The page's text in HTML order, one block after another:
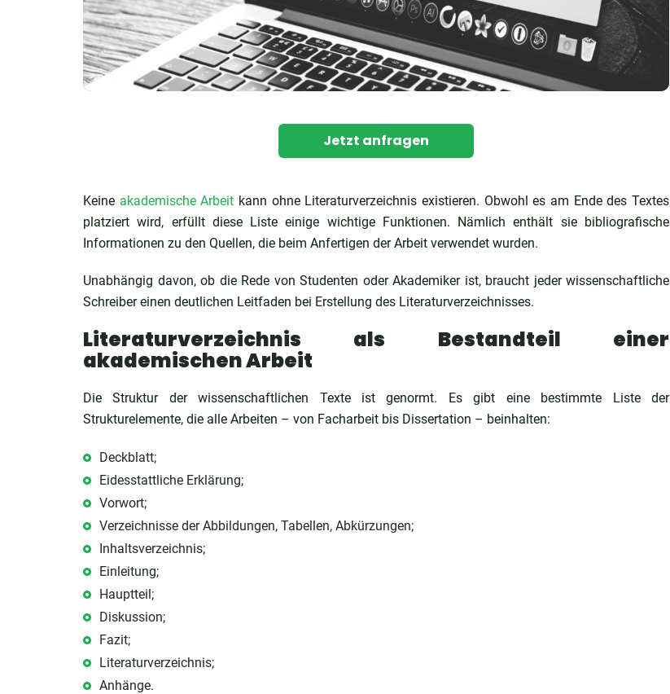
Jetzt anfragen
Keine akademische Arbeit kann ohne Literaturverzeichnis existieren. Obwohl es am Ende des Textes
platziert wird, erfüllt diese Liste einige wichtige Funktionen. Nämlich enthält sie bibliografische
Informationen zu den Quellen, die beim Anfertigen der Arbeit verwendet wurden.
Unabhängig davon, ob die Rede von Studenten oder Akademiker ist, braucht jeder wissenschaftliche
Schreiber einen deutlichen Leitfaden bei Erstellung des Literaturverzeichnisses.
Literaturverzeichnis als Bestandteil einer
akademischen Arbeit
Die Struktur der wissenschaftlichen Texte ist genormt. Es gibt eine bestimmte Liste der
Strukturelemente, die alle Arbeiten – von Facharbeit bis Dissertation – beinhalten:
Deckblatt;
Eidesstattliche Erklärung;
Vorwort;
Verzeichnisse der Abbildungen, Tabellen, Abkürzungen;
Inhaltsverzeichnis;
Einleitung;
Hauptteil;
Diskussion;
Fazit;
Literaturverzeichnis;
Anhänge.